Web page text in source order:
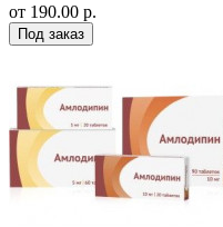
от 190.00 р.
Под заказ